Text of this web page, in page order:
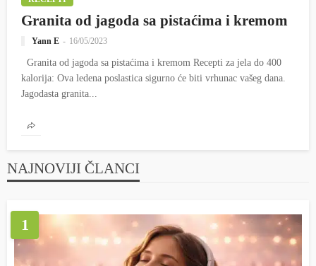
Granita od jagoda sa pistaćima i kremom
Yann E 16/05/2023
Granita od jagoda sa pistaćima i kremom Recepti za jela do 400
kalorija: Ova ledena poslastica sigurno će biti vrhunac vašeg dana.
Jagodasta granita...
NAJNOVIJI ČLANCI
1